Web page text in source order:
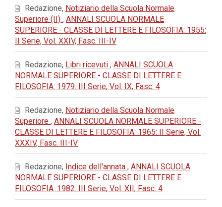
Redazione, Notiziario della Scuola Normale
Superiore (II) , ANNALI SCUOLA NORMALE
SUPERIORE - CLASSE DI LETTERE E FILOSOFIA: 1955:
II Serie, Vol. XXIV, Fasc. III-IV
Redazione, Libri ricevuti , ANNALI SCUOLA
NORMALE SUPERIORE - CLASSE DI LETTERE E
FILOSOFIA: 1979: III Serie, Vol. IX, Fasc. 4
Redazione, Notiziario della Scuola Normale
Superiore , ANNALI SCUOLA NORMALE SUPERIORE -
CLASSE DI LETTERE E FILOSOFIA: 1965: II Serie, Vol.
XXXIV, Fasc. III-IV
Redazione, Indice dell'annata , ANNALI SCUOLA
NORMALE SUPERIORE - CLASSE DI LETTERE E
FILOSOFIA: 1982: III Serie, Vol. XII, Fasc. 4